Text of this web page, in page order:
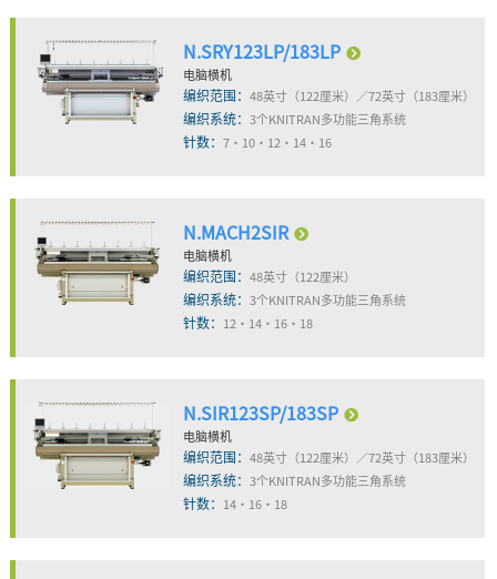
N.SRY123LP/183LP
电脑横机
编织范围： 48英寸（122厘米）／72英寸（183厘米）
编织系统： 3个KNITRAN多功能三角系统
针数： 7・10・12・14・16
N.MACH2SIR
电脑横机
编织范围： 48英寸（122厘米）
编织系统： 3个KNITRAN多功能三角系统
针数： 12・14・16・18
N.SIR123SP/183SP
电脑横机
编织范围： 48英寸（122厘米）／72英寸（183厘米）
编织系统： 3个KNITRAN多功能三角系统
针数： 14・16・18